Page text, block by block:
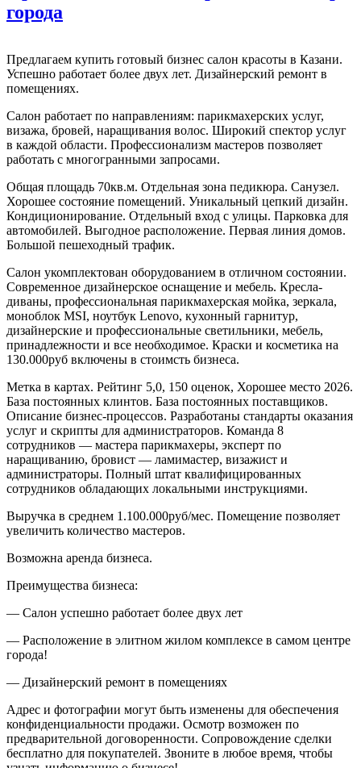
города
Предлагаем купить готовый бизнес салон красоты в Казани.
Успешно работает более двух лет. Дизайнерский ремонт в
помещениях.
Салон работает по направлениям: парикмахерских услуг,
визажа, бровей, наращивания волос. Широкий спектор услуг
в каждой области. Профессионализм мастеров позволяет
работать с многогранными запросами.
Общая площадь 70кв.м. Отдельная зона педикюра. Санузел.
Хорошее состояние помещений. Уникальный цепкий дизайн.
Кондиционирование. Отдельный вход с улицы. Парковка для
автомобилей. Выгодное расположение. Первая линия домов.
Большой пешеходный трафик.
Салон укомплектован оборудованием в отличном состоянии.
Современное дизайнерское оснащение и мебель. Кресла-
диваны, профессиональная парикмахерская мойка, зеркала,
моноблок MSI, ноутбук Lenovo, кухонный гарнитур,
дизайнерские и профессиональные светильники, мебель,
принадлежности и все необходимое. Краски и косметика на
130.000руб включены в стоимсть бизнеса.
Метка в картах. Рейтинг 5,0, 150 оценок, Хорошее место 2026.
База постоянных клинтов. База постоянных поставщиков.
Описание бизнес-процессов. Разработаны стандарты оказания
услуг и скрипты для администраторов. Команда 8
сотрудников — мастера парикмахеры, эксперт по
наращиванию, бровист — ламимастер, визажист и
администраторы. Полный штат квалифицированных
сотрудников обладающих локальными инструкциями.
Выручка в среднем 1.100.000руб/мес. Помещение позволяет
увеличить количество мастеров.
Возможна аренда бизнеса.
Преимущества бизнеса:
— Салон успешно работает более двух лет
— Расположение в элитном жилом комплексе в самом центре
города!
— Дизайнерский ремонт в помещениях
Адрес и фотографии могут быть изменены для обеспечения
конфиденциальности продажи. Осмотр возможен по
предварительной договоренности. Сопровождение сделки
бесплатно для покупателей. Звоните в любое время, чтобы